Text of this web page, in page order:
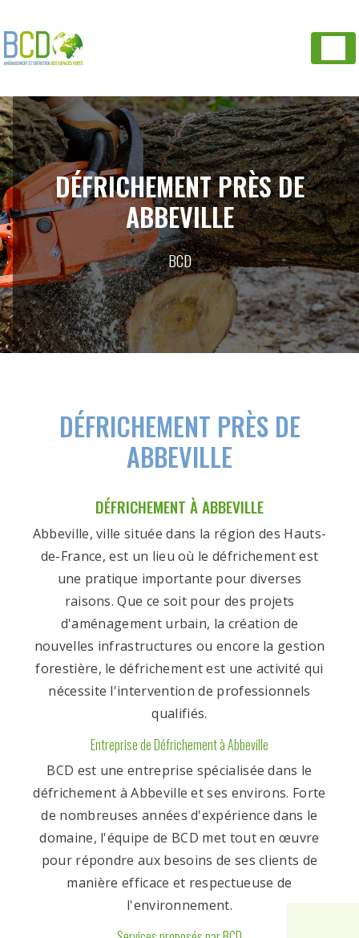
DÉFRICHEMENT PRÈS DE
ABBEVILLE
BCD
DÉFRICHEMENT PRÈS DE
ABBEVILLE
DÉFRICHEMENT À ABBEVILLE
Abbeville, ville située dans la région des Hauts-
de-France, est un lieu où le défrichement est
une pratique importante pour diverses
raisons. Que ce soit pour des projets
d'aménagement urbain, la création de
nouvelles infrastructures ou encore la gestion
forestière, le défrichement est une activité qui
nécessite l'intervention de professionnels
qualifiés.
Entreprise de Défrichement à Abbeville
BCD est une entreprise spécialisée dans le
défrichement à Abbeville et ses environs. Forte
de nombreuses années d'expérience dans le
domaine, l'équipe de BCD met tout en œuvre
pour répondre aux besoins de ses clients de
manière efficace et respectueuse de
l'environnement.